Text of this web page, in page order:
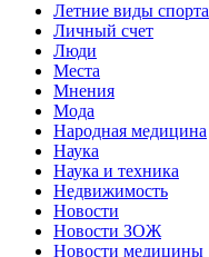
Летние виды спорта
Личный счет
Люди
Места
Мнения
Мода
Народная медицина
Наука
Наука и техника
Недвижимость
Новости
Новости ЗОЖ
Новости медицины